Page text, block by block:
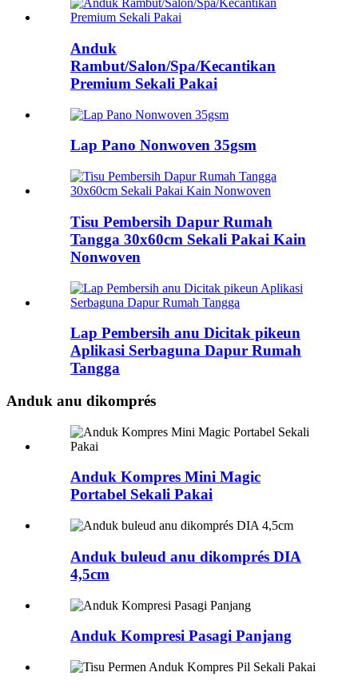
Anduk
Rambut/Salon/Spa/Kecantikan
Premium Sekali Pakai
Lap Pano Nonwoven 35gsm
Tisu Pembersih Dapur Rumah
Tangga 30x60cm Sekali Pakai Kain
Nonwoven
Lap Pembersih anu Dicitak pikeun
Aplikasi Serbaguna Dapur Rumah
Tangga
Anduk anu dikomprés
Anduk Kompres Mini Magic
Portabel Sekali Pakai
Anduk buleud anu dikomprés DIA
4,5cm
Anduk Kompresi Pasagi Panjang